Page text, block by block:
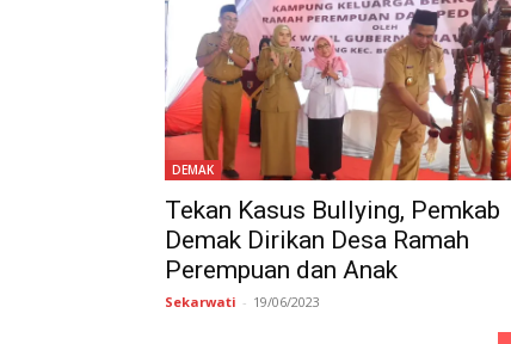
DEMAK
Tekan Kasus Bullying, Pemkab
Demak Dirikan Desa Ramah
Perempuan dan Anak
Sekarwati - 19/06/2023